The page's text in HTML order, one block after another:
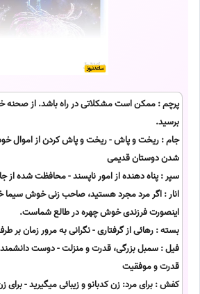
پرچم : ممکن است مشکلاتی در راه باشد. از صحنه
برسید.
جام : ریخت و پاش - ریخت و پاش کردن از اموال
شدن دوستان قدیمی
سپر : پناه دهنده از امور ناپسند - محافظت شده از
انار : اگر مرد مجرد هستید، صاحب زنی خوش سیما
اینصورت فرزندی خوش چهره در طالع شماست.
بسته : رهائی از گرفتاری - نگرانی به مرور زمان بر
فیل : سمبل بزرگی، قدرت و منزلت - دوست
قدرت و موفقیت
کفش : برای مرد: زن کدبانو و زیبائی میگیرید -